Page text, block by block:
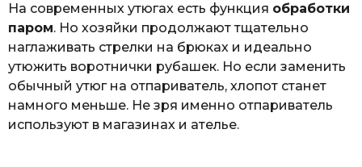
На современных утюгах есть функция обработки
паром. Но хозяйки продолжают тщательно
наглаживать стрелки на брюках и идеально
утюжить воротнички рубашек. Но если заменить
обычный утюг на отпариватель, хлопот станет
намного меньше. Не зря именно отпариватель
используют в магазинах и ателье.